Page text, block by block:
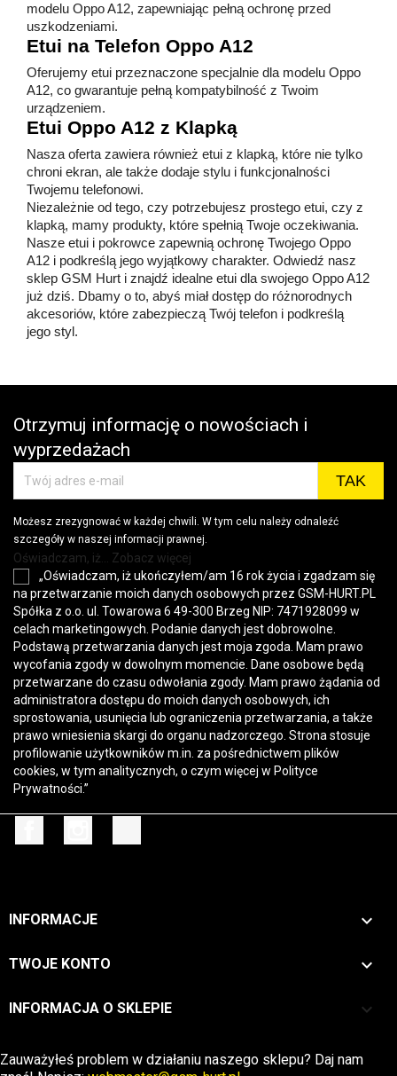
modelu Oppo A12, zapewniając pełną ochronę przed
uszkodzeniami.
Etui na Telefon Oppo A12
Oferujemy etui przeznaczone specjalnie dla modelu Oppo
A12, co gwarantuje pełną kompatybilność z Twoim
urządzeniem.
Etui Oppo A12 z Klapką
Nasza oferta zawiera również etui z klapką, które nie tylko
chroni ekran, ale także dodaje stylu i funkcjonalności
Twojemu telefonowi.
Niezależnie od tego, czy potrzebujesz prostego etui, czy z
klapką, mamy produkty, które spełnią Twoje oczekiwania.
Nasze etui i pokrowce zapewnią ochronę Twojego Oppo
A12 i podkreślą jego wyjątkowy charakter. Odwiedź nasz
sklep GSM Hurt i znajdź idealne etui dla swojego Oppo A12
już dziś. Dbamy o to, abyś miał dostęp do różnorodnych
akcesoriów, które zabezpieczą Twój telefon i podkreślą
jego styl.
Otrzymuj informację o nowościach i
wyprzedażach
Możesz zrezygnować w każdej chwili. W tym celu należy odnaleźć
szczegóły w naszej informacji prawnej.
Oświadczam, iż... Zobacz więcej
„Oświadczam, iż ukończyłem/am 16 rok życia i zgadzam się
na przetwarzanie moich danych osobowych przez GSM-HURT.PL
Spółka z o.o. ul. Towarowa 6 49-300 Brzeg NIP: 7471928099 w
celach marketingowych. Podanie danych jest dobrowolne.
Podstawą przetwarzania danych jest moja zgoda. Mam prawo
wycofania zgody w dowolnym momencie. Dane osobowe będą
przetwarzane do czasu odwołania zgody. Mam prawo żądania od
administratora dostępu do moich danych osobowych, ich
sprostowania, usunięcia lub ograniczenia przetwarzania, a także
prawo wniesienia skargi do organu nadzorczego. Strona stosuje
profilowanie użytkowników m.in. za pośrednictwem plików
cookies, w tym analitycznych, o czym więcej w Polityce
Prywatności.”
INFORMACJE 
TWOJE KONTO 
INFORMACJA O SKLEPIE keyboard_arrow_down
Zauważyłeś problem w działaniu naszego sklepu? Daj nam